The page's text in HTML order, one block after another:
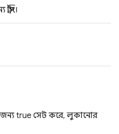
true সেট করে, লুকানোর